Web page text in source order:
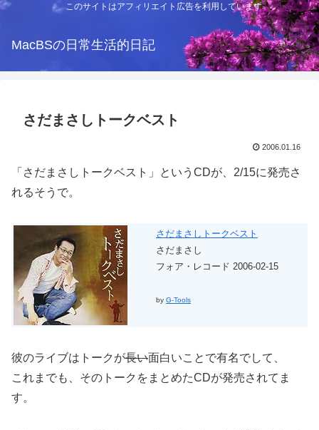
このサイトはアフィリエイト広告を利用しています
MacBSの日常生活的日記
さだまさしトークベスト
2006.01.16
「さだまさしトークベスト」というCDが、2/15に発売さ
れるそうで。
さだまさしトークベスト
さだまさし
フォア・レコード 2006-02-15
by G-Tools
彼のライブはトークが長い面白いことで有名でして、
これまでも、そのトークをまとめたCDが発売されてま
す。